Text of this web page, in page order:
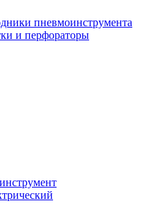
пневмоинструмента
и перфораторы